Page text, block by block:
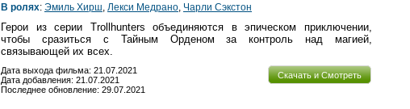
В ролях: Эмиль Хирш Лекси Медрано Чарли Сэкстон
Герои из серии Trollhunters объединяются в эпическом приключении,
чтобы сразиться с Тайным Орденом за контроль над магией,
связывающей их всех.
Скачать и Смотреть
Дата выхода фильма: 21.07.2021
Дата добавления: 21.07.2021
Последнее обновление: 29.07.2021